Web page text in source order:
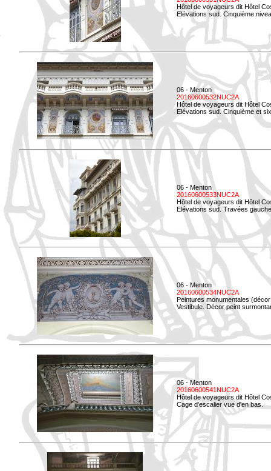
Hôtel de voyageurs dit Hôtel
Elévations sud. Cinquième
06 - Menton
20160600532NUC2A
Hôtel de voyageurs dit Hôtel
Elévations sud. Cinquième et
06 - Menton
20160600533NUC2A
Hôtel de voyageurs dit Hôtel
Elévations sud. Travées
06 - Menton
20160600534NUC2A
Peintures monumentales
Vestibule. Décor peint
06 - Menton
20160600541NUC2A
Hôtel de voyageurs dit Hôtel
Cage d'escalier vue d'en bas.